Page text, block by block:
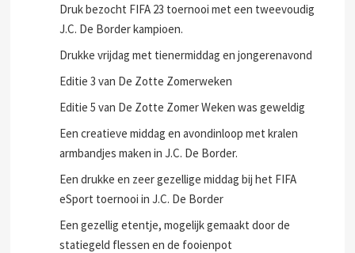
Druk bezocht FIFA 23 toernooi met een tweevoudig
J.C. De Border kampioen.
Drukke vrijdag met tienermiddag en jongerenavond
Editie 3 van De Zotte Zomerweken
Editie 5 van De Zotte Zomer Weken was geweldig
Een creatieve middag en avondinloop met kralen
armbandjes maken in J.C. De Border.
Een drukke en zeer gezellige middag bij het FIFA
eSport toernooi in J.C. De Border
Een gezellig etentje, mogelijk gemaakt door de
statiegeld flessen en de fooienpot